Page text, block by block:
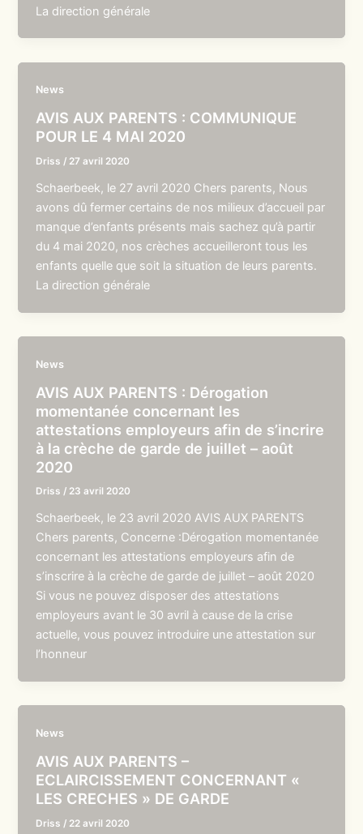
La direction générale
News
AVIS AUX PARENTS : COMMUNIQUE
POUR LE 4 MAI 2020
Driss / 27 avril 2020
Schaerbeek, le 27 avril 2020 Chers parents, Nous
avons dû fermer certains de nos milieux d’accueil par
manque d’enfants présents mais sachez qu’à partir
du 4 mai 2020, nos crèches accueilleront tous les
enfants quelle que soit la situation de leurs parents.
La direction générale
News
AVIS AUX PARENTS : Dérogation
momentanée concernant les
attestations employeurs afin de s’incrire
à la crèche de garde de juillet – août
2020
Driss / 23 avril 2020
Schaerbeek, le 23 avril 2020 AVIS AUX PARENTS
Chers parents, Concerne :Dérogation momentanée
concernant les attestations employeurs afin de
s’inscrire à la crèche de garde de juillet – août 2020
Si vous ne pouvez disposer des attestations
employeurs avant le 30 avril à cause de la crise
actuelle, vous pouvez introduire une attestation sur
l’honneur
News
AVIS AUX PARENTS –
ECLAIRCISSEMENT CONCERNANT «
LES CRECHES » DE GARDE
Driss / 22 avril 2020